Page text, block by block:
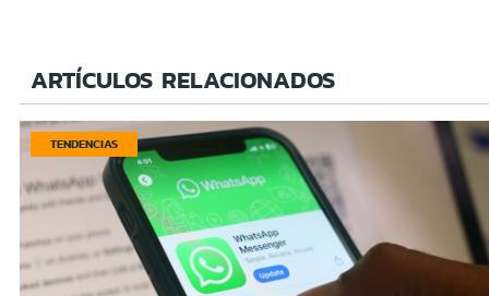
ARTÍCULOS RELACIONADOS
TENDENCIAS